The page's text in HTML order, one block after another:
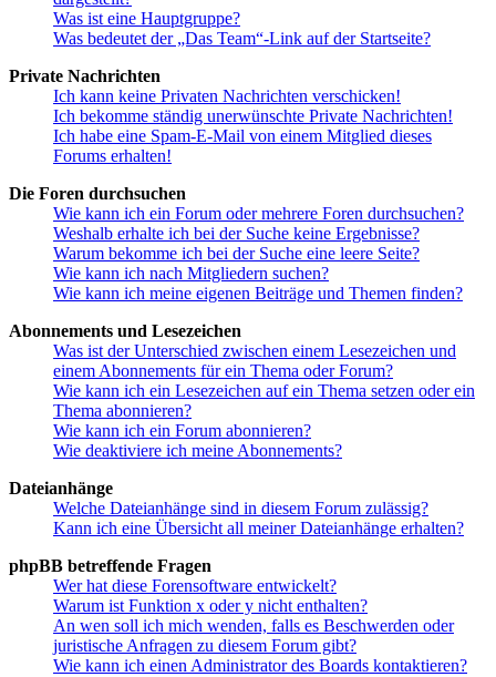
Was ist eine Hauptgruppe?
Was bedeutet der „Das Team“-Link auf der Startseite?
Private Nachrichten
Ich kann keine Privaten Nachrichten verschicken!
Ich bekomme ständig unerwünschte Private Nachrichten!
Ich habe eine Spam-E-Mail von einem Mitglied dieses
Forums erhalten!
Die Foren durchsuchen
Wie kann ich ein Forum oder mehrere Foren durchsuchen?
Weshalb erhalte ich bei der Suche keine Ergebnisse?
Warum bekomme ich bei der Suche eine leere Seite?
Wie kann ich nach Mitgliedern suchen?
Wie kann ich meine eigenen Beiträge und Themen finden?
Abonnements und Lesezeichen
Was ist der Unterschied zwischen einem Lesezeichen und
einem Abonnements für ein Thema oder Forum?
Wie kann ich ein Lesezeichen auf ein Thema setzen oder ein
Thema abonnieren?
Wie kann ich ein Forum abonnieren?
Wie deaktiviere ich meine Abonnements?
Dateianhänge
Welche Dateianhänge sind in diesem Forum zulässig?
Kann ich eine Übersicht all meiner Dateianhänge erhalten?
phpBB betreffende Fragen
Wer hat diese Forensoftware entwickelt?
Warum ist Funktion x oder y nicht enthalten?
An wen soll ich mich wenden, falls es Beschwerden oder
juristische Anfragen zu diesem Forum gibt?
Wie kann ich einen Administrator des Boards kontaktieren?